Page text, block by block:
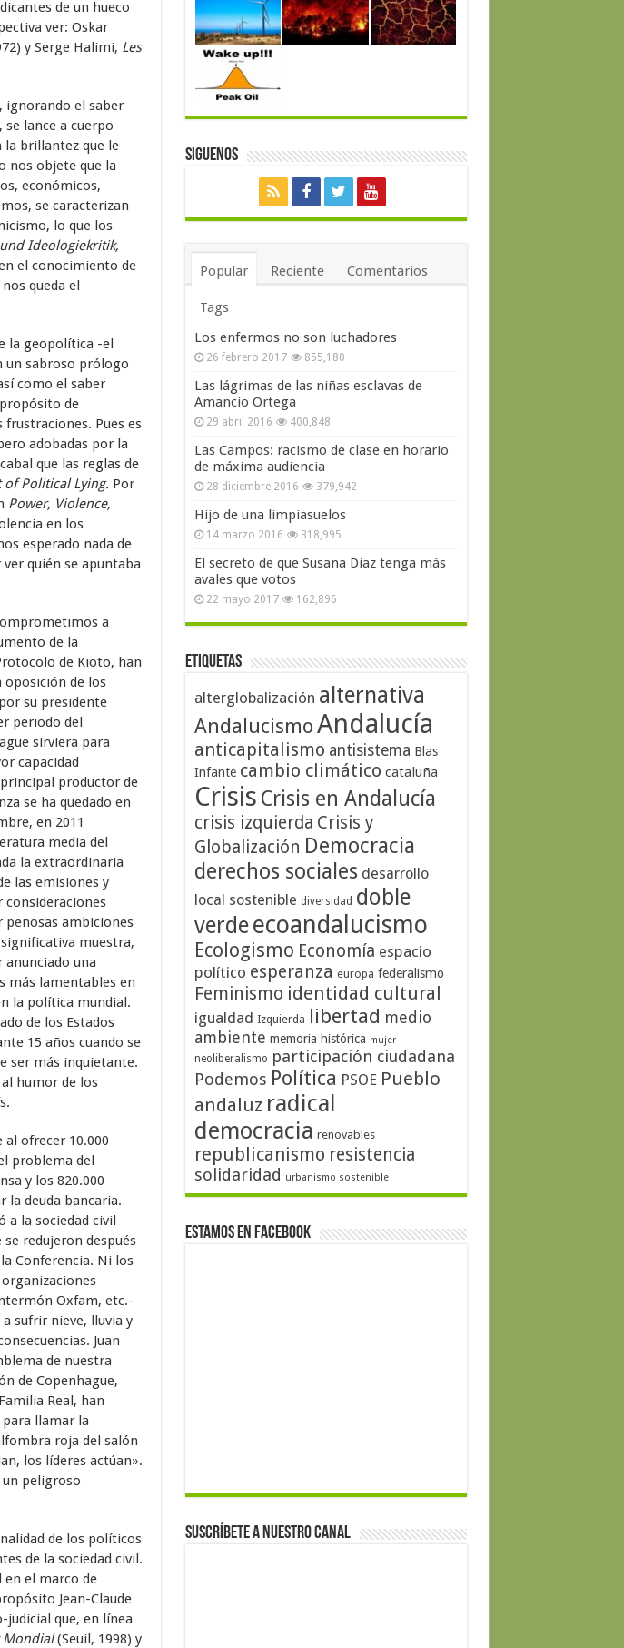
de un hueco
ver: Oskar
y Serge Halimi, Les
ignorando el saber
lance a cuerpo
la brillantez que le
nos objete que la
económicos,
se caracterizan
lo que los
Ideologiekritik,
el conocimiento de
queda el
la geopolítica -el
un sabroso prólogo
como el saber
de
Pues es
adobadas por la
que las reglas de
of Political Lying. Por
Power, Violence,
en los
esperado nada de
quién se apuntaba
a
de la
de Kioto, han
oposición de los
su presidente
periodo del
sirviera para
capacidad
principal productor de
se ha quedado en
en 2011
media del
la extraordinaria
las emisiones y
consideraciones
ambiciones
muestra,
anunciado una
más lamentables en
la política mundial.
de los Estados
15 años cuando se
ser más inquietante.
humor de los
ofrecer 10.000
problema del
y los 820.000
la deuda bancaria.
a la sociedad civil
redujeron después
Conferencia. Ni los
Oxfam, etc.-
sufrir nieve, lluvia y
Juan
de nuestra
de Copenhague,
Real, han
llamar la
roja del salón
los líderes actúan».
un peligroso
de los políticos
de la sociedad civil.
en el marco de
Jean-Claude
que, en línea
Mondial(Seuil, 1998) y
Siguenos
Popular Reciente Comentarios
Tags
Los enfermos no son luchadores
26 febrero 2017 855,180
Las lágrimas de las niñas esclavas de
Amancio Ortega
29 abril 2016 400,848
Las Campos: racismo de clase en horario
de máxima audiencia
28 diciembre 2016 379,942
Hijo de una limpiasuelos
14 marzo 2016 318,995
El secreto de que Susana Díaz tenga más
avales que votos
22 mayo 2017 162,896
Etiquetas
alterglobalización alternativa
AndalucismoAndalucía
anticapitalismo antisistema Blas
Infante cambio climático cataluña
Crisis Crisis en Andalucía
crisis izquierda Crisis y
Globalización Democracia
derechos sociales desarrollo
local sostenible diversidad doble
verdeecoandalucismo
Ecologismo Economía espacio
político esperanza europa federalismo
Feminismo identidad cultural
igualdad Izquierda libertad medio
ambiente memoria histórica mujer
neoliberalismo participación ciudadana
Podemos Política PSOE Pueblo
andaluz radical
democracia renovables
republicanismo resistencia
solidaridad urbanismo sostenible
Estamos en Facebook
Suscríbete a nuestro canal